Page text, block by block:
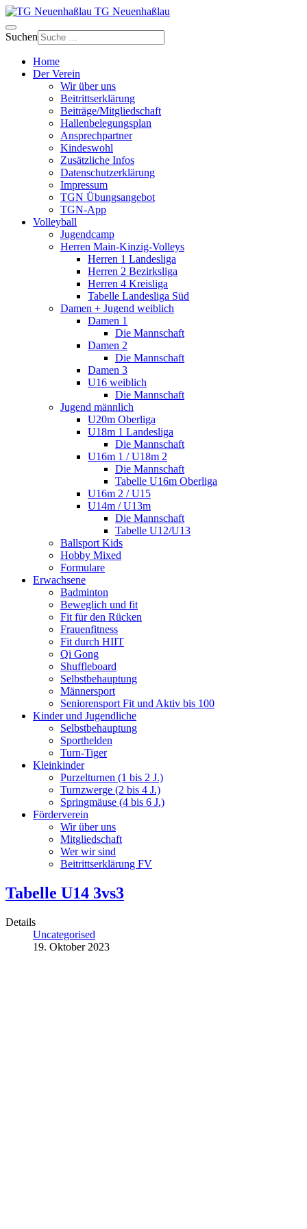
TG Neuenhaßlau
Suchen
Home
Der Verein
Wir über uns
Beitrittserklärung
Beiträge/Mitgliedschaft
Hallenbelegungsplan
Ansprechpartner
Kindeswohl
Zusätzliche Infos
Datenschutzerklärung
Impressum
TGN Übungsangebot
TGN-App
Volleyball
Jugendcamp
Herren Main-Kinzig-Volleys
Herren 1 Landesliga
Herren 2 Bezirksliga
Herren 4 Kreisliga
Tabelle Landesliga Süd
Damen + Jugend weiblich
Damen 1
Die Mannschaft
Damen 2
Die Mannschaft
Damen 3
U16 weiblich
Die Mannschaft
Jugend männlich
U20m Oberliga
U18m 1 Landesliga
Die Mannschaft
U16m 1 / U18m 2
Die Mannschaft
Tabelle U16m Oberliga
U16m 2 / U15
U14m / U13m
Die Mannschaft
Tabelle U12/U13
Ballsport Kids
Hobby Mixed
Formulare
Erwachsene
Badminton
Beweglich und fit
Fit für den Rücken
Frauenfitness
Fit durch HIIT
Qi Gong
Shuffleboard
Selbstbehauptung
Männersport
Seniorensport Fit und Aktiv bis 100
Kinder und Jugendliche
Selbstbehauptung
Sporthelden
Turn-Tiger
Kleinkinder
Purzelturnen (1 bis 2 J.)
Turnzwerge (2 bis 4 J.)
Springmäuse (4 bis 6 J.)
Förderverein
Wir über uns
Mitgliedschaft
Wer wir sind
Beitrittserklärung FV
Tabelle U14 3vs3
Details
Uncategorised
19. Oktober 2023